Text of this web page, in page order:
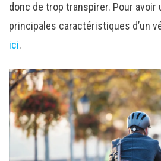
donc de trop transpirer. Pour avoir
principales caractéristiques d’un
ici.